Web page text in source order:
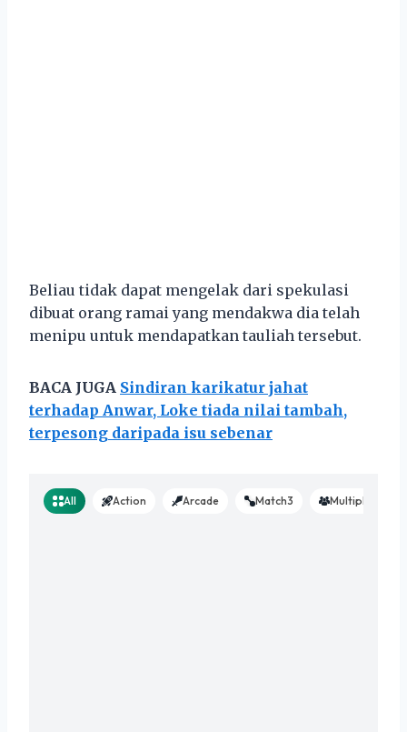
Beliau tidak dapat mengelak dari spekulasi
dibuat orang ramai yang mendakwa dia telah
menipu untuk mendapatkan tauliah tersebut.
BACA JUGA Sindiran karikatur jahat
terhadap Anwar, Loke tiada nilai tambah,
terpesong daripada isu sebenar